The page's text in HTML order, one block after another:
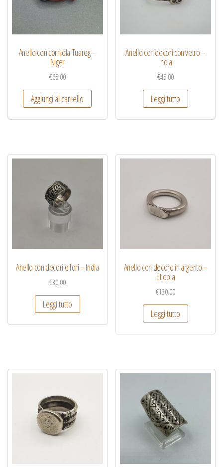
Anello con corniola Tuareg –
Niger
€65.00
Aggiungi al carrello
Anello con decori con vetro –
India
€45.00
Leggi tutto
Anello con decori e fori – India
€30.00
Leggi tutto
Anello con decoro in argento –
Etiopia
€130.00
Leggi tutto